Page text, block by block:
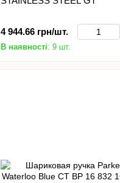
4 944.66 грн/шт.
В наявності: 9 шт.